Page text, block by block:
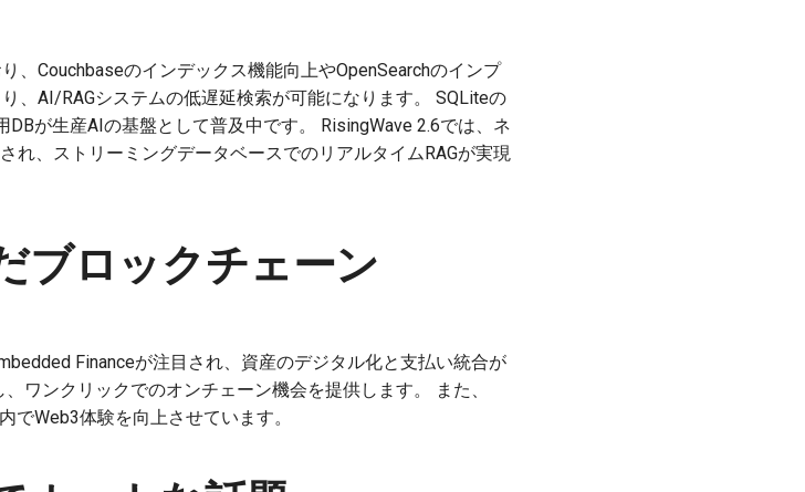
、Couchbaseのインデックス機能向上やOpenSearchのインプ
、AI/RAGシステムの低遅延検索が可能になります。 SQLiteの
が生産AIの基盤として普及中です。 RisingWave 2.6では、ネ
れ、ストリーミングデータベースでのリアルタイムRAGが実現
ブロックチェーン
Financeが注目され、資産のデジタル化と支払い統合が
ワンクリックでのオンチェーン機会を提供します。 また、
でWeb3体験を向上させています。